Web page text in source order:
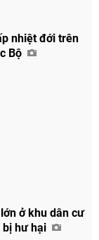
nhiệt đới trên
Bộ
ở khu dân cư
bị hư hại